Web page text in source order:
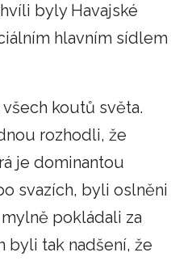
byly Havajské
hlavním sídlem
koutů světa.
rozhodli, že
je dominantou
svazích, byli oslněni
pokládali za
byli tak nadšení, že